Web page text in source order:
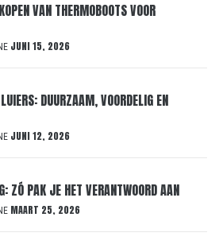
VAN THERMOBOOTS VOOR
JUNI 15, 2026
DUURZAAM, VOORDELIG EN
JUNI 12, 2026
ZÓ PAK JE HET VERANTWOORD AAN
MAART 25, 2026